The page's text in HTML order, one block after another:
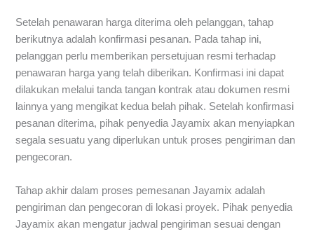
Setelah penawaran harga diterima oleh pelanggan, tahap
berikutnya adalah konfirmasi pesanan. Pada tahap ini,
pelanggan perlu memberikan persetujuan resmi terhadap
penawaran harga yang telah diberikan. Konfirmasi ini dapat
dilakukan melalui tanda tangan kontrak atau dokumen resmi
lainnya yang mengikat kedua belah pihak. Setelah konfirmasi
pesanan diterima, pihak penyedia Jayamix akan menyiapkan
segala sesuatu yang diperlukan untuk proses pengiriman dan
pengecoran.
Tahap akhir dalam proses pemesanan Jayamix adalah
pengiriman dan pengecoran di lokasi proyek. Pihak penyedia
Jayamix akan mengatur jadwal pengiriman sesuai dengan